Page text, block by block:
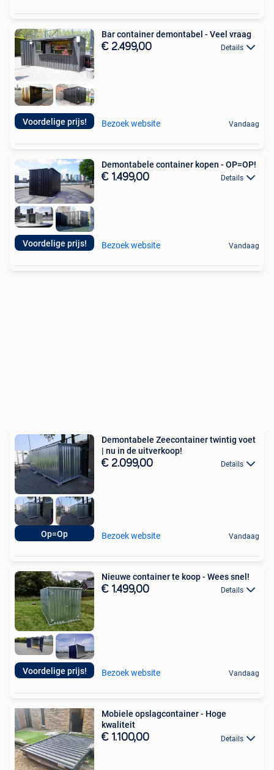
Voordelige prijs!
Bar container demontabel - Veel vraag
€ 2.499,00 Details
Bezoek website Vandaag
Voordelige prijs!
Demontabele container kopen - OP=OP!
€ 1.499,00 Details
Bezoek website Vandaag
Op=Op
Demontabele Zeecontainer twintig voet
| nu in de uitverkoop!
€ 2.099,00 Details
Bezoek website Vandaag
Voordelige prijs!
Nieuwe container te koop - Wees snel!
€ 1.499,00 Details
Bezoek website Vandaag
Mobiele opslagcontainer - Hoge
kwaliteit
€ 1.100,00 Details